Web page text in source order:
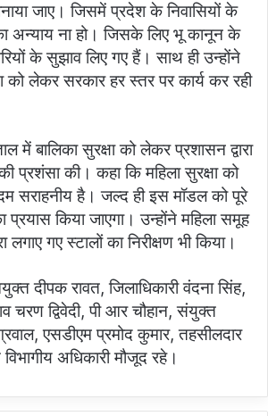
जाए। जिसमें प्रदेश के निवासियों के
अन्याय ना हो। जिसके लिए भू कानून के
के सुझाव लिए गए हैं। साथ ही उन्होंने
को लेकर सरकार हर स्तर पर कार्य कर रही
में बालिका सुरक्षा को लेकर प्रशासन द्वारा
प्रशंसा की। कहा कि महिला सुरक्षा को
सराहनीय है। जल्द ही इस मॉडल को पूरे
किया जाएगा। उन्होंने महिला समूह
लगाए गए स्टालों का निरीक्षण भी किया।
दीपक रावत, जिलाधिकारी वंदना सिंह,
चरण द्विवेदी, पी आर चौहान, संयुक्त
एसडीएम प्रमोद कुमार, तहसीलदार
अधिकारी मौजूद रहे।